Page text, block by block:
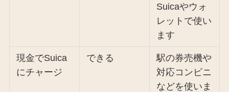
Suicaやウォ
レットで使い
ます
現金でSuica
にチャージ
できる
駅の券売機や
対応コンビニ
などを使いま